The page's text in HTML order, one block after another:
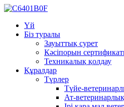
Үй
Біз туралы
Зауыттық сурет
Кәсіпорын
Техникалық қолдау
Құралдар
Түрлер
Түйе-
Ат-